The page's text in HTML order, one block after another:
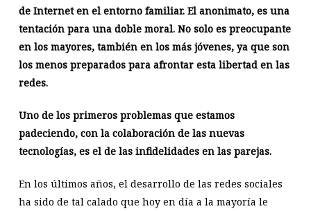
de Internet en el entorno familiar. El anonimato, es una
tentación para una doble moral. No solo es preocupante
en los mayores, también en los más jóvenes, ya que son
los menos preparados para afrontar esta libertad en las
redes.
Uno de los primeros problemas que estamos
padeciendo, con la colaboración de las nuevas
tecnologías, es el de las infidelidades en las parejas.
En los últimos años, el desarrollo de las redes sociales
ha sido de tal calado que hoy en día a la mayoría le